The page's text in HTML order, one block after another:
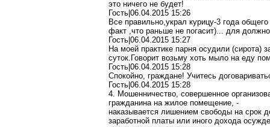
это ничего не будет!
Гость|06.04.2015 15:26
Все правильно,украл курицу-3 года
факт ,что раньше не погасит)... для
Гость|06.04.2015 15:27
На моей практике парня осудили (сирота)
суток.Говорит возьму хоть мыло на еду
Гость|06.04.2015 15:28
Спокойно, граждане! Учитесь
Гость|06.04.2015 15:28
4. Мошенничество, совершенное
гражданина на жилое помещение, -
наказывается лишением свободы на срок
заработной платы или иного дохода